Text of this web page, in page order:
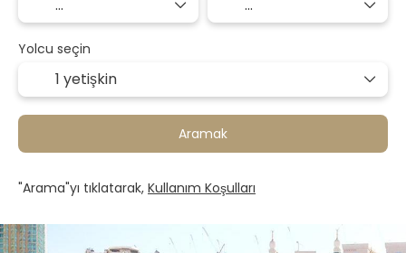
Yolcu seçin
1 yetişkin
Aramak
"Arama"yı tıklatarak, Kullanım Koşulları